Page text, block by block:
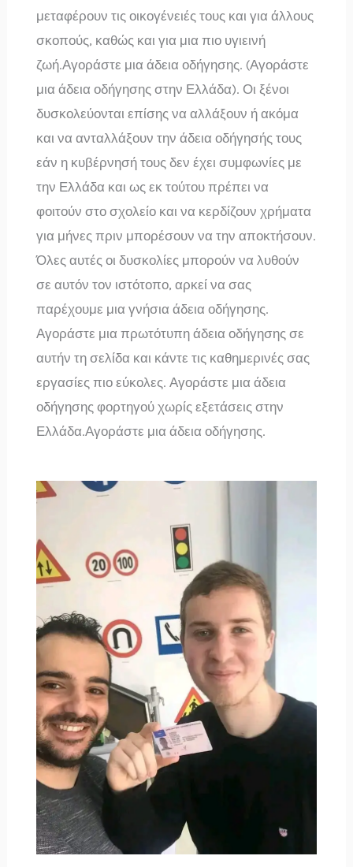
μεταφέρουν τις οικογένειές τους και για άλλους
σκοπούς, καθώς και για μια πιο υγιεινή
ζωή.Αγοράστε μια άδεια οδήγησης. (Αγοράστε
μια άδεια οδήγησης στην Ελλάδα). Οι ξένοι
δυσκολεύονται επίσης να αλλάξουν ή ακόμα
και να ανταλλάξουν την άδεια οδήγησής τους
εάν η κυβέρνησή τους δεν έχει συμφωνίες με
την Ελλάδα και ως εκ τούτου πρέπει να
φοιτούν στο σχολείο και να κερδίζουν χρήματα
για μήνες πριν μπορέσουν να την αποκτήσουν.
Όλες αυτές οι δυσκολίες μπορούν να λυθούν
σε αυτόν τον ιστότοπο, αρκεί να σας
παρέχουμε μια γνήσια άδεια οδήγησης.
Αγοράστε μια πρωτότυπη άδεια οδήγησης σε
αυτήν τη σελίδα και κάντε τις καθημερινές σας
εργασίες πιο εύκολες. Αγοράστε μια άδεια
οδήγησης φορτηγού χωρίς εξετάσεις στην
Ελλάδα.Αγοράστε μια άδεια οδήγησης.